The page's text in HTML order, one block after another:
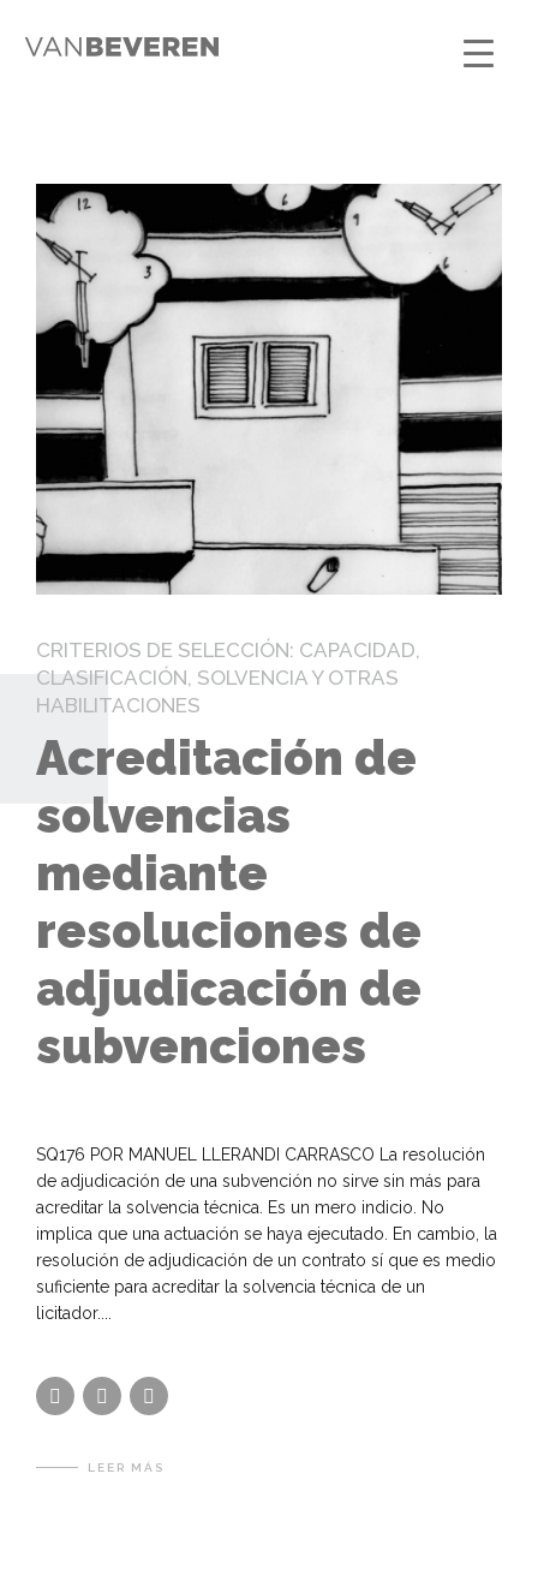
CRITERIOS DE SELECCIÓN: CAPACIDAD,
CLASIFICACIÓN, SOLVENCIA Y OTRAS
HABILITACIONES
Acreditación de
solvencias
mediante
resoluciones de
adjudicación de
subvenciones
SQ176 POR MANUEL LLERANDI CARRASCO La resolución
de adjudicación de una subvención no sirve sin más para
acreditar la solvencia técnica. Es un mero indicio. No
implica que una actuación se haya ejecutado. En cambio, la
resolución de adjudicación de un contrato sí que es medio
suficiente para acreditar la solvencia técnica de un
licitador....
LEER MÁS